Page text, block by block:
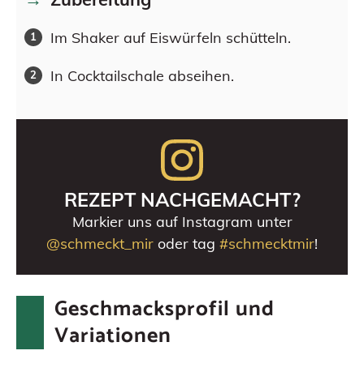
Im Shaker auf Eiswürfeln schütteln.
In Cocktailschale abseihen.
REZEPT NACHGEMACHT?
Markier uns auf Instagram unter
@schmeckt_mir oder tag #schmecktmir!
Geschmacksprofil und
Variationen